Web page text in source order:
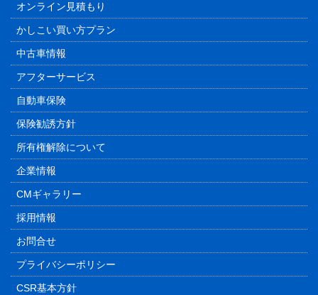
オンライン見積もり
かしこい買い方プラン
中古車情報
アフターサービス
自動車保険
保険勧誘方針
所有権解除について
企業情報
CMギャラリー
採用情報
お問合せ
プライバシーポリシー
CSR基本方針